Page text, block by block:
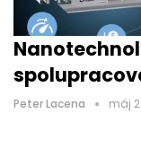
Peter Lacena máj